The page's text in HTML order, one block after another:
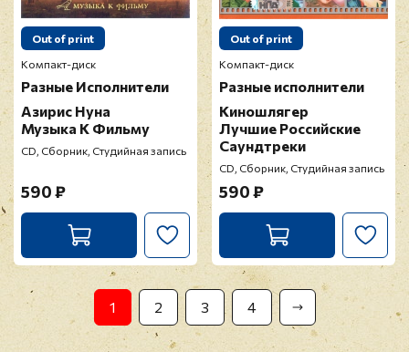
Out of print
Компакт-диск
Разные Исполнители
Азирис Нуна
Музыка К Фильму
CD, Сборник, Студийная запись
590 ₽
Out of print
Компакт-диск
Разные исполнители
Киношлягер
Лучшие Российские
Саундтреки
CD, Сборник, Студийная запись
590 ₽
1 2 3 4